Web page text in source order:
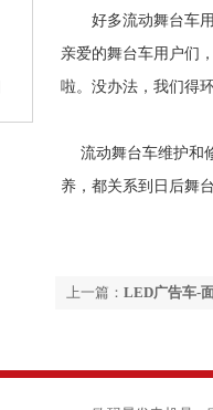
好多流动舞台车用
亲爱的舞台车用户们
啦。没办法，我们得
流动舞台车维护和
养，都关系到日后舞
上一篇： LED广告车-